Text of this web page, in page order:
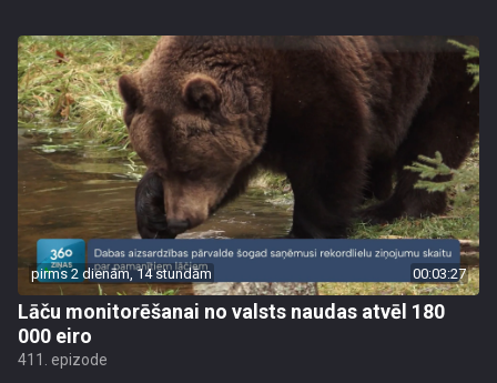
pirms 2 dienām, 14 stundām 00:03:27
Lāču monitorēšanai no valsts naudas atvēl 180
000 eiro
411. epizode